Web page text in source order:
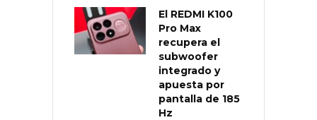
El REDMI K100
Pro Max
recupera el
subwoofer
integrado y
apuesta por
pantalla de 185
Hz